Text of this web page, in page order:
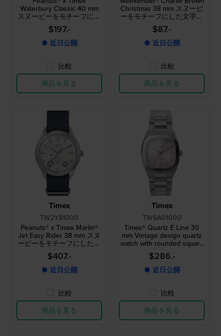
Waterbury Classic 40 mm
スヌーピーをモチーフにし
た文字盤の特別限定版クォ
ーツウォッチ
$197.-
● 近日公開
比較
商品を見る
Christmas 38 mm スヌーピ
ーをモチーフにした文字盤
の特別限定版クォーツウォ
ッチ
$87.-
● 近日公開
比較
商品を見る
Timex
TW2Y81000
Peanuts® x Timex Marlin®
Jet Easy Rider 38 mm スヌ
ーピーをモチーフにした文
字盤の特別限定版自動巻き
腕時計
$407.-
● 近日公開
比較
商品を見る
Timex
TW6A01000
Timex® Quartz E Line 30
mm Vintage design quartz
watch with rounded square
case
$286.-
● 近日公開
比較
商品を見る